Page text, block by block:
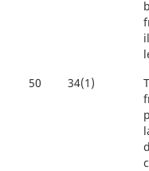
50 34(1)